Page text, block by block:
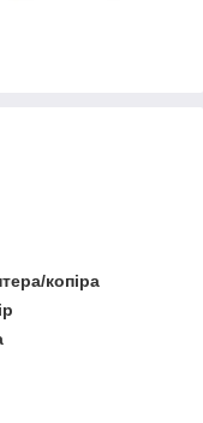
копіра